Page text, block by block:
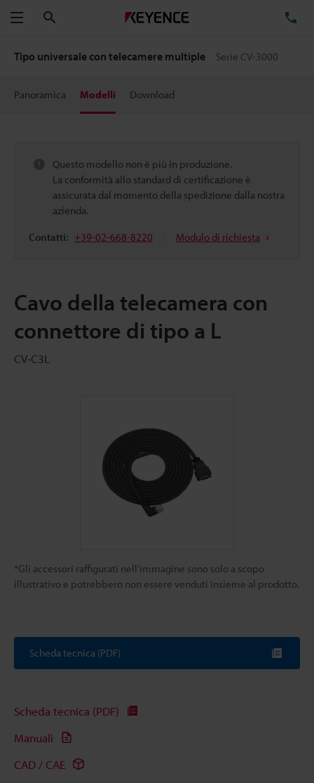
Menu
Tipo universale con telecamere multiple Serie CV-3000
Panoramica Modelli Download
Questo modello non è più in produzione.
La conformità allo standard di certificazione è
assicurata dal momento della spedizione dalla nostra
azienda.
Contatti: +39-02-668-8220 Modulo di richiesta
Cavo della telecamera con
connettore di tipo a L
CV-C3L
*Gli accessori raffigurati nell'immagine sono solo a scopo
illustrativo e potrebbero non essere venduti insieme al prodotto.
Scheda tecnica (PDF)
Scheda tecnica (PDF)
Manuali
CAD / CAE